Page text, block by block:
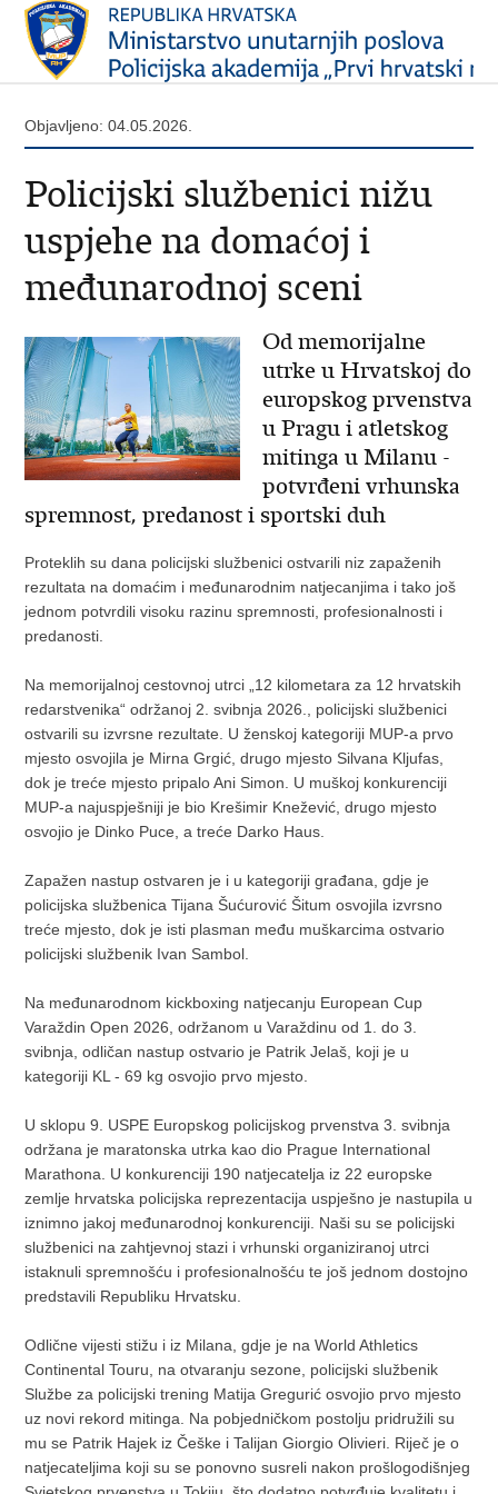
Objavljeno: 04.05.2026.
Policijski službenici nižu
uspjehe na domaćoj i
međunarodnoj sceni
Od memorijalne
utrke u Hrvatskoj do
europskog prvenstva
u Pragu i atletskog
mitinga u Milanu -
potvrđeni vrhunska
spremnost, predanost i sportski duh
Proteklih su dana policijski službenici ostvarili niz zapaženih
rezultata na domaćim i međunarodnim natjecanjima i tako još
jednom potvrdili visoku razinu spremnosti, profesionalnosti i
predanosti.
Na memorijalnoj cestovnoj utrci „12 kilometara za 12 hrvatskih
redarstvenika“ održanoj 2. svibnja 2026., policijski službenici
ostvarili su izvrsne rezultate. U ženskoj kategoriji MUP-a prvo
mjesto osvojila je Mirna Grgić, drugo mjesto Silvana Kljufas,
dok je treće mjesto pripalo Ani Simon. U muškoj konkurenciji
MUP-a najuspješniji je bio Krešimir Knežević, drugo mjesto
osvojio je Dinko Puce, a treće Darko Haus.
Zapažen nastup ostvaren je i u kategoriji građana, gdje je
policijska službenica Tijana Šućurović Šitum osvojila izvrsno
treće mjesto, dok je isti plasman među muškarcima ostvario
policijski službenik Ivan Sambol.
Na međunarodnom kickboxing natjecanju European Cup
Varaždin Open 2026, održanom u Varaždinu od 1. do 3.
svibnja, odličan nastup ostvario je Patrik Jelaš, koji je u
kategoriji KL - 69 kg osvojio prvo mjesto.
U sklopu 9. USPE Europskog policijskog prvenstva 3. svibnja
održana je maratonska utrka kao dio Prague International
Marathona. U konkurenciji 190 natjecatelja iz 22 europske
zemlje hrvatska policijska reprezentacija uspješno je nastupila u
iznimno jakoj međunarodnoj konkurenciji. Naši su se policijski
službenici na zahtjevnoj stazi i vrhunski organiziranoj utrci
istaknuli spremnošću i profesionalnošću te još jednom dostojno
predstavili Republiku Hrvatsku.
Odlične vijesti stižu i iz Milana, gdje je na World Athletics
Continental Touru, na otvaranju sezone, policijski službenik
Službe za policijski trening Matija Gregurić osvojio prvo mjesto
uz novi rekord mitinga. Na pobjedničkom postolju pridružili su
mu se Patrik Hajek iz Češke i Talijan Giorgio Olivieri. Riječ je o
natjecateljima koji su se ponovno susreli nakon prošlogodišnjeg